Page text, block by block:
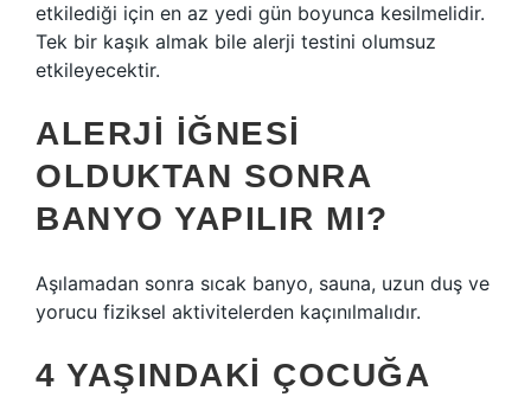
etkilediği için en az yedi gün boyunca kesilmelidir.
Tek bir kaşık almak bile alerji testini olumsuz
etkileyecektir.
ALERJI IĞNESI
OLDUKTAN SONRA
BANYO YAPILIR MI?
Aşılamadan sonra sıcak banyo, sauna, uzun duş ve
yorucu fiziksel aktivitelerden kaçınılmalıdır.
4 YAŞINDAKI ÇOCUĞA